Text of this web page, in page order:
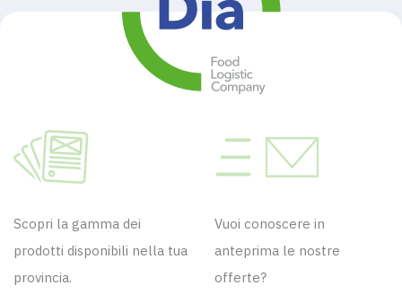
Scopri la gamma dei
prodotti disponibili nella tua
provincia.
Vuoi conoscere in
anteprima le nostre
offerte?